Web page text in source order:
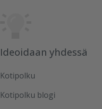
Ideoidaan yhdessä
Kotipolku
Kotipolku blogi